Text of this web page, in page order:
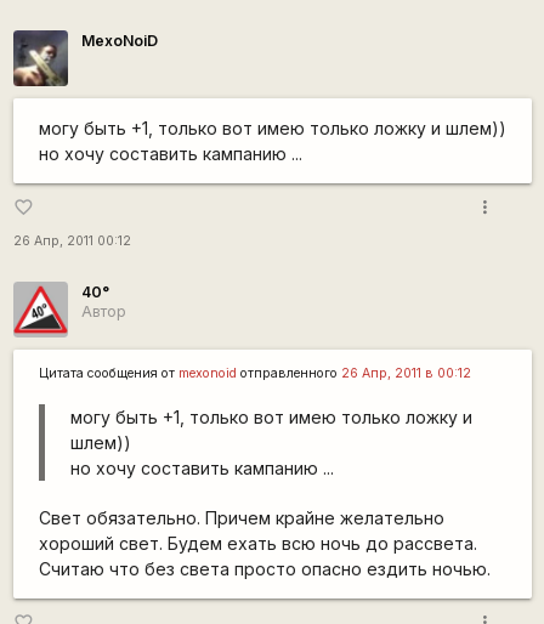
MexoNoiD
могу быть +1, только вот имею только ложку и шлем))
но хочу составить кампанию ...
favorite_border
26 Апр, 2011 00:12
more_vert
40°
Автор
Цитата сообщения от mexonoid отправленного 26 Апр, 2011 в 00:12
могу быть +1, только вот имею только ложку и
шлем))
но хочу составить кампанию ...
Свет обязательно. Причем крайне желательно
хороший свет. Будем ехать всю ночь до рассвета.
Считаю что без света просто опасно ездить ночью.